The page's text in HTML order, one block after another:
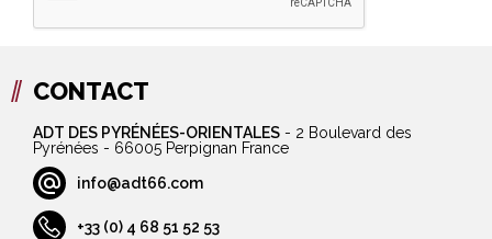
CONTACT
ADT DES PYRÉNÉES-ORIENTALES - 2 Boulevard des
Pyrénées - 66005 Perpignan France
info@adt66.com
+33 (0) 4 68 51 52 53